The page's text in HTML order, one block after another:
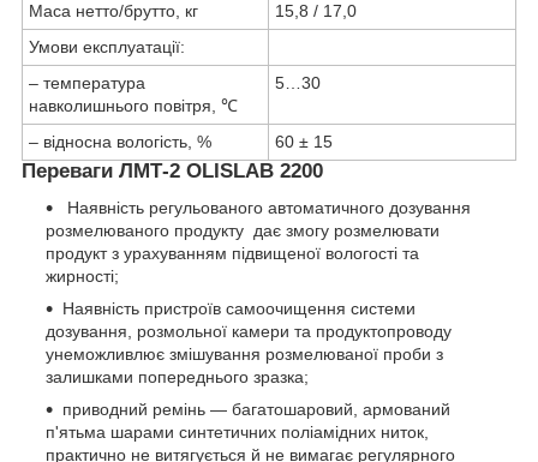
Маса нетто/брутто, кг
15,8 / 17,0
Умови експлуатації:
– температура
навколишнього повітря, ℃
5…30
– відносна вологість, % 60 ± 15
Переваги ЛМТ-2 OLISLAB 2200
Наявність регульованого автоматичного дозування
розмелюваного продукту дає змогу розмелювати
продукт з урахуванням підвищеної вологості та
жирності;
Наявність пристроїв самоочищення системи
дозування, розмольної камери та продуктопроводу
унеможливлює змішування розмелюваної проби з
залишками попереднього зразка;
приводний ремінь — багатошаровий, армований
п'ятьма шарами синтетичних поліамідних ниток,
практично не витягується й не вимагає регулярного